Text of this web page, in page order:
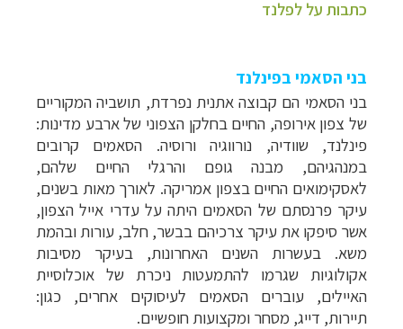
כתבות על לפלנד
בני הסאמי בפינלנד
בני הסאמי הם קבוצה אתנית נפרדת, תושביה המקוריים
של צפון אירופה, החיים בחלקן הצפוני של ארבע מדינות:
פינלנד, שוודיה, נורווגיה ורוסיה. הסאמים קרובים
במנהגיהם, מבנה גופם והרגלי החיים שלהם,
לאסקימואים החיים בצפון אמריקה. לאורך מאות בשנים,
עיקר פרנסתם של הסאמים היתה על עדרי אייל הצפון,
אשר סיפקו את עיקר צרכיהם בבשר, חלב, עורות ובהמת
משא. בעשרות השנים האחרונות, בעיקר מסיבות
אקולוגיות שגרמו להתמעטות ניכרת של אוכלוסיית
האיילים, עוברים הסאמים לעיסוקים אחרים, כגון:
תיירות, דייג, מסחר ומקצועות חופשיים.